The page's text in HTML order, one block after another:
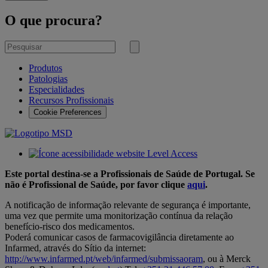
O que procura?
Pesquisar
por
Submeter
Produtos
Patologias
Especialidades
Recursos Profissionais
Cookie Preferences
Este portal destina-se a Profissionais de Saúde de Portugal. Se
não é Profissional de Saúde, por favor clique aqui.
A notificação de informação relevante de segurança é importante,
uma vez que permite uma monitorização contínua da relação
benefício-risco dos medicamentos.
Poderá comunicar casos de farmacovigilância diretamente ao
Infarmed, através do Sítio da internet:
http://www.infarmed.pt/web/infarmed/submissaoram, ou à Merck